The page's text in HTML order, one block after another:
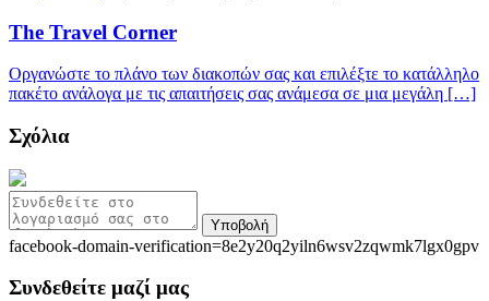
The Travel Corner
Οργανώστε το πλάνο των διακοπών σας και επιλέξτε το κατάλληλο
πακέτο ανάλογα με τις απαιτήσεις σας ανάμεσα σε μια μεγάλη […]
Σχόλια
Υποβολή
facebook-domain-verification=8e2y20q2yiln6wsv2zqwmk7lgx0gpv
Συνδεθείτε μαζί μας